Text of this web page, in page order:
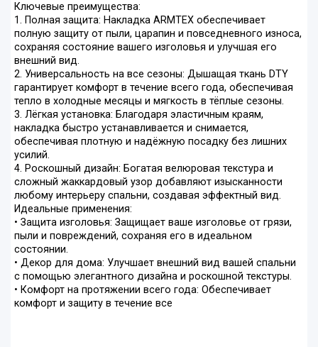
Ключевые преимущества:
1. Полная защита: Накладка ARMTEX обеспечивает
полную защиту от пыли, царапин и повседневного износа,
сохраняя состояние вашего изголовья и улучшая его
внешний вид.
2. Универсальность на все сезоны: Дышащая ткань DTY
гарантирует комфорт в течение всего года, обеспечивая
тепло в холодные месяцы и мягкость в тёплые сезоны.
3. Лёгкая установка: Благодаря эластичным краям,
накладка быстро устанавливается и снимается,
обеспечивая плотную и надёжную посадку без лишних
усилий.
4. Роскошный дизайн: Богатая велюровая текстура и
сложный жаккардовый узор добавляют изысканности
любому интерьеру спальни, создавая эффектный вид.
Идеальные применения:
• Защита изголовья: Защищает ваше изголовье от грязи,
пыли и повреждений, сохраняя его в идеальном
состоянии.
• Декор для дома: Улучшает внешний вид вашей спальни
с помощью элегантного дизайна и роскошной текстуры.
• Комфорт на протяжении всего года: Обеспечивает
комфорт и защиту в течение все